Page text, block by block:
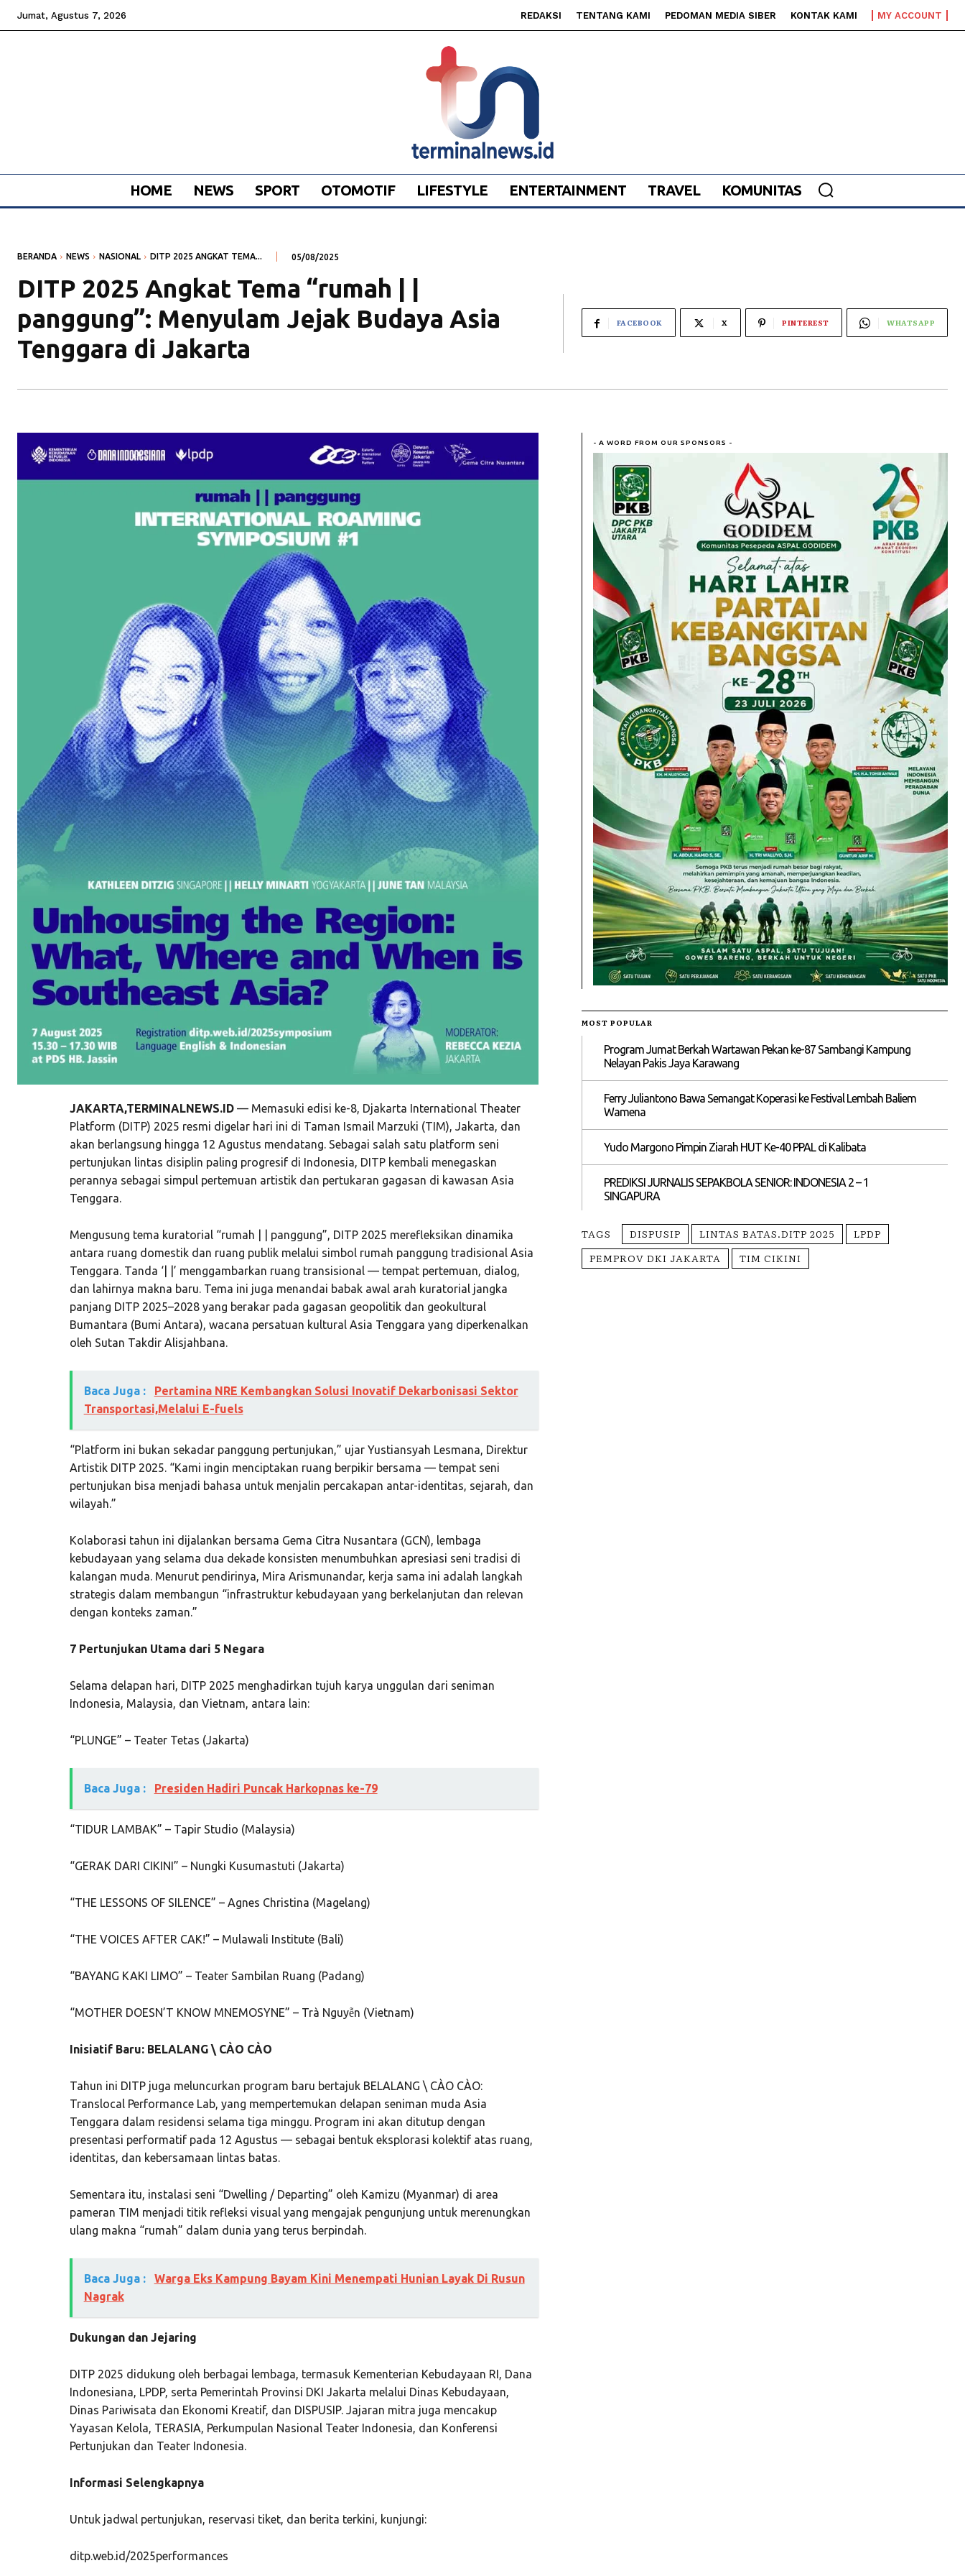
Jumat, Agustus 7, 2026 REDAKSI TENTANG KAMI PEDOMAN MEDIA SIBER KONTAK KAMI MY ACCOUNT
HOME NEWS SPORT OTOMOTIF LIFESTYLE ENTERTAINMENT TRAVEL KOMUNITAS
BERANDA NEWS NASIONAL DITP 2025 ANGKAT TEMA... 05/08/2025
DITP 2025 Angkat Tema “rumah | |
panggung”: Menyulam Jejak Budaya Asia
Tenggara di Jakarta
FACEBOOK X PINTEREST WHATSAPP
JAKARTA,TERMINALNEWS.ID— Memasuki edisi ke-8, Djakarta International Theater
Platform (DITP) 2025 resmi digelar hari ini di Taman Ismail Marzuki (TIM), Jakarta, dan
akan berlangsung hingga 12 Agustus mendatang. Sebagai salah satu platform seni
pertunjukan lintas disiplin paling progresif di Indonesia, DITP kembali menegaskan
perannya sebagai simpul pertemuan artistik dan pertukaran gagasan di kawasan Asia
Tenggara.
Mengusung tema kuratorial “rumah | | panggung”, DITP 2025 merefleksikan dinamika
antara ruang domestik dan ruang publik melalui simbol rumah panggung tradisional Asia
Tenggara. Tanda ‘| |’ menggambarkan ruang transisional — tempat pertemuan, dialog,
dan lahirnya makna baru. Tema ini juga menandai babak awal arah kuratorial jangka
panjang DITP 2025–2028 yang berakar pada gagasan geopolitik dan geokultural
Bumantara (Bumi Antara), wacana persatuan kultural Asia Tenggara yang diperkenalkan
oleh Sutan Takdir Alisjahbana.
Baca Juga :
Pertamina NRE Kembangkan Solusi Inovatif Dekarbonisasi Sektor
Transportasi,Melalui E-fuels
“Platform ini bukan sekadar panggung pertunjukan,” ujar Yustiansyah Lesmana, Direktur
Artistik DITP 2025. “Kami ingin menciptakan ruang berpikir bersama — tempat seni
pertunjukan bisa menjadi bahasa untuk menjalin percakapan antar-identitas, sejarah, dan
wilayah.”
Kolaborasi tahun ini dijalankan bersama Gema Citra Nusantara (GCN), lembaga
kebudayaan yang selama dua dekade konsisten menumbuhkan apresiasi seni tradisi di
kalangan muda. Menurut pendirinya, Mira Arismunandar, kerja sama ini adalah langkah
strategis dalam membangun “infrastruktur kebudayaan yang berkelanjutan dan relevan
dengan konteks zaman.”
7 Pertunjukan Utama dari 5 Negara
Selama delapan hari, DITP 2025 menghadirkan tujuh karya unggulan dari seniman
Indonesia, Malaysia, dan Vietnam, antara lain:
“PLUNGE” – Teater Tetas (Jakarta)
Baca Juga : Presiden Hadiri Puncak Harkopnas ke-79
“TIDUR LAMBAK” – Tapir Studio (Malaysia)
“GERAK DARI CIKINI” – Nungki Kusumastuti (Jakarta)
“THE LESSONS OF SILENCE” – Agnes Christina (Magelang)
“THE VOICES AFTER CAK!” – Mulawali Institute (Bali)
“BAYANG KAKI LIMO” – Teater Sambilan Ruang (Padang)
“MOTHER DOESN’T KNOW MNEMOSYNE” – Trà Nguyễn (Vietnam)
Inisiatif Baru: BELALANG \ CÀO CÀO
Tahun ini DITP juga meluncurkan program baru bertajuk BELALANG \ CÀO CÀO:
Translocal Performance Lab, yang mempertemukan delapan seniman muda Asia
Tenggara dalam residensi selama tiga minggu. Program ini akan ditutup dengan
presentasi performatif pada 12 Agustus — sebagai bentuk eksplorasi kolektif atas ruang,
identitas, dan kebersamaan lintas batas.
Sementara itu, instalasi seni “Dwelling / Departing” oleh Kamizu (Myanmar) di area
pameran TIM menjadi titik refleksi visual yang mengajak pengunjung untuk merenungkan
ulang makna “rumah” dalam dunia yang terus berpindah.
Baca Juga :
Warga Eks Kampung Bayam Kini Menempati Hunian Layak Di Rusun
Nagrak
Dukungan dan Jejaring
DITP 2025 didukung oleh berbagai lembaga, termasuk Kementerian Kebudayaan RI, Dana
Indonesiana, LPDP, serta Pemerintah Provinsi DKI Jakarta melalui Dinas Kebudayaan,
Dinas Pariwisata dan Ekonomi Kreatif, dan DISPUSIP. Jajaran mitra juga mencakup
Yayasan Kelola, TERASIA, Perkumpulan Nasional Teater Indonesia, dan Konferensi
Pertunjukan dan Teater Indonesia.
Informasi Selengkapnya
Untuk jadwal pertunjukan, reservasi tiket, dan berita terkini, kunjungi:
ditp.web.id/2025performances
- A WORD FROM OUR SPONSORS -
MOST POPULAR
Program Jumat Berkah Wartawan Pekan ke-87 Sambangi Kampung
Nelayan Pakis Jaya Karawang
Ferry Juliantono Bawa Semangat Koperasi ke Festival Lembah Baliem
Wamena
Yudo Margono Pimpin Ziarah HUT Ke-40 PPAL di Kalibata
PREDIKSI JURNALIS SEPAKBOLA SENIOR: INDONESIA 2 – 1
SINGAPURA
TAGS DISPUSIP LINTAS BATAS.DITP 2025
LPDP
PEMPROV DKI JAKARTA
TIM CIKINI